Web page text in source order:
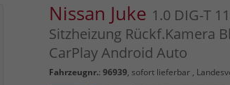
Nissan Juke 1.0 DIG-T
Sitzheizung Rückf.Kamera
CarPlay Android Auto
Fahrzeugnr.: 96939, sofort lieferbar,